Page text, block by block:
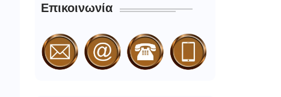
Επικοινωνία